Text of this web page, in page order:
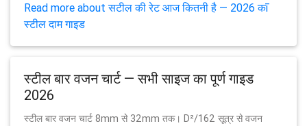
Read more about सटील की रेट आज कितनी है — 2026 कī
स्टील दाम गाइड
स्टील बार वजन चार्ट — सभी साइज का पूर्ण गाइड
2026
स्टील बार वजन चार्ट 8mm से 32mm तक। D²/162 सूत्र से वजन